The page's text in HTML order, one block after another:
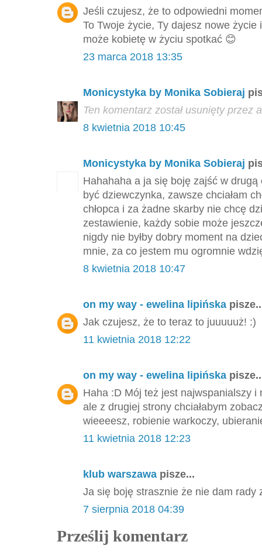
Jeśli czujesz, że to odpowiedni
To Twoje życie, Ty dajesz nowe
może kobietę w życiu spotkać 😊
23 marca 2018 13:35
Monicystyka by Monika Sobieraj
Ten komentarz został usunięty przez
8 kwietnia 2018 10:45
Monicystyka by Monika Sobieraj
Hahahaha a ja się boję zajść w
być dziewczynka, zawsze chciałam
chłopca i za żadne skarby nie chcę
zestawienie, każdy sobie może
nigdy nie byłby dobry moment na
mnie, za co jestem mu ogromnie
8 kwietnia 2018 10:47
on my way - ewelina lipińska
Jak czujesz, że to teraz to juuuuuż! :)
11 kwietnia 2018 12:22
on my way - ewelina lipińska
Haha :D Mój też jest najwspanialszy i
ale z drugiej strony chciałabym
wieeeesz, robienie warkoczy,
11 kwietnia 2018 12:23
klub warszawa pisze...
Ja się boję strasznie że nie dam rady
7 sierpnia 2018 04:39
Prześlij komentarz